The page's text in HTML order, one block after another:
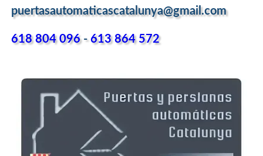
puertasautomaticascatalunya@gmail.com
618 804 096-613 864 572